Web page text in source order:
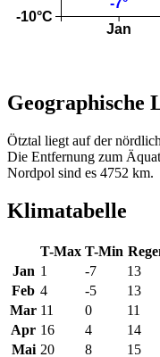
Geographische
Ötztal liegt auf der
Die Entfernung zum
Nordpol sind es 4752 km.
Klimatabelle
T-Max T-Min
Jan 1 -7 13
Feb 4 -5 13
Mar 11 0 11
Apr 16 4 14
Mai 20 8 15